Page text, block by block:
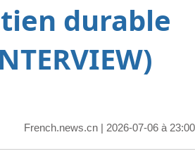
durable
French.news.cn | 2026-07-06 à 23:00